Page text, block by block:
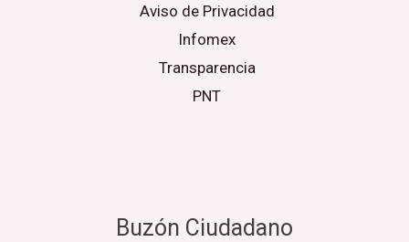
Aviso de Privacidad
Infomex
Transparencia
PNT
Buzón Ciudadano